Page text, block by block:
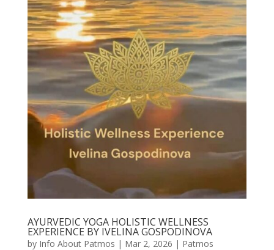
AYURVEDIC YOGA HOLISTIC WELLNESS
EXPERIENCE BY IVELINA GOSPODINOVA
by Info About Patmos | Mar 2, 2026 | Patmos